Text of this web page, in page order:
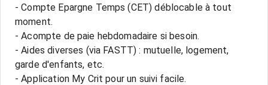
- Compte Epargne Temps (CET) déblocable à tout
moment.
- Acompte de paie hebdomadaire si besoin.
- Aides diverses (via FASTT) : mutuelle, logement,
garde d'enfants, etc.
- Application My Crit pour un suivi facile.